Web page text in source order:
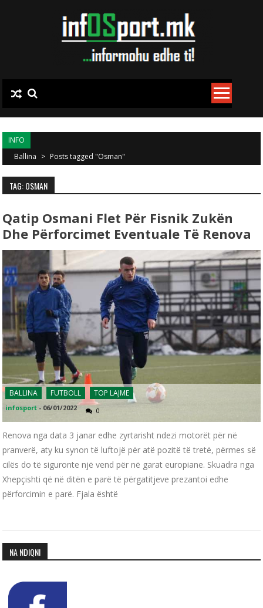
INFO
Ballina > Posts tagged "Osman"
TAG: OSMAN
Qatip Osmani Flet Për Fisnik Zukën
Dhe Përforcimet Eventuale Të Renova
BALLINA FUTBOLL TOP LAJME
infosport - 06/01/2022 0
Renova nga data 3 janar edhe zyrtarisht ndezi motorët për në
pranverë, aty ku synon të luftojë për atë pozitë të tretë, përmes së
cilës do të siguronte një vend për në garat europiane. Skuadra nga
Xhepçishti që në ditën e parë të përgatitjeve prezantoi edhe
përforcimin e parë. Fjala është
NA NDIQNI